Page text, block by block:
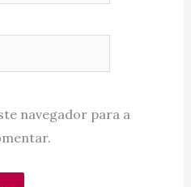
navegador para a